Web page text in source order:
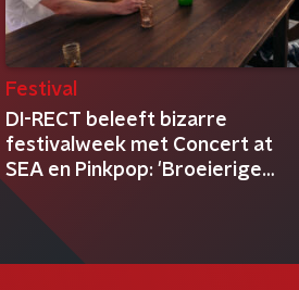
Festival
DI-RECT beleeft bizarre
festivalweek met Concert at
SEA en Pinkpop: 'Broeierige
zomeravonden'